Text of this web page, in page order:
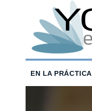
EN LA PRÁCTICA